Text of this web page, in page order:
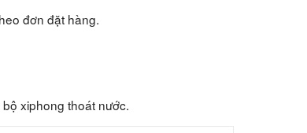
đơn đặt hàng.
xiphong thoát nước.